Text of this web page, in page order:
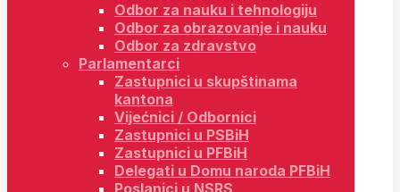
Odbor za nauku i tehnologiju
Odbor za obrazovanje i nauku
Odbor za zdravstvo
Parlamentarci
Zastupnici u skupštinama
kantona
Vijećnici / Odbornici
Zastupnici u PSBiH
Zastupnici u PFBiH
Delegati u Domu naroda PFBiH
Poslanici u NSRS